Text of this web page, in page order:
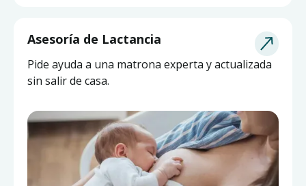
Asesoría de Lactancia
Pide ayuda a una matrona experta y actualizada
sin salir de casa.